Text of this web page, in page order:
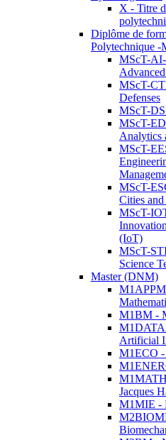
X - Titre
Diplôme de
Polytechnique -
MScT-
MScT-
Defenses
MScT-
MScT-
Analytics
MScT-
MScT-
Cities
MScT-
(IoT)
MScT-
Science
Master (DNM)
M1BM -
Artificial
M1ECO
Jacques
M1MIE -